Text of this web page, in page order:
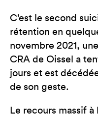
C’est le second
rétention en
novembre 2021,
CRA de Oissel a
jours et est
de son geste.
Le recours massif à